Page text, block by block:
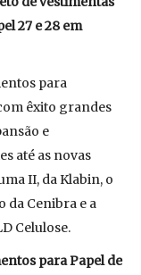
27 e 28 em
para
êxito grandes
e
até as novas
II, da Klabin, o
da Cenibra e a
Celulose.
para Papel de